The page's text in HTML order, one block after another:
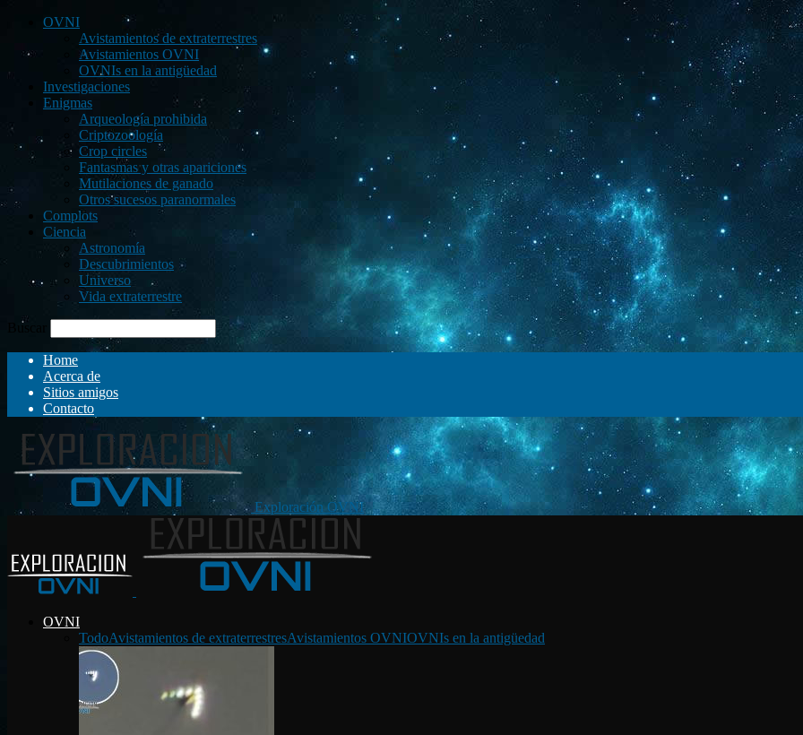
OVNI
Avistamientos de extraterrestres
Avistamientos OVNI
OVNIs en la antigüedad
Investigaciones
Enigmas
Arqueología prohibida
Criptozoología
Crop circles
Fantasmas y otras apariciones
Mutilaciones de ganado
Otros sucesos paranormales
Complots
Ciencia
Astronomía
Descubrimientos
Universo
Vida extraterrestre
Buscar
Home
Acerca de
Sitios amigos
Contacto
Exploración OVNI
OVNI
TodoAvistamientos de extraterrestresAvistamientos OVNIOVNIs en la antigüedad